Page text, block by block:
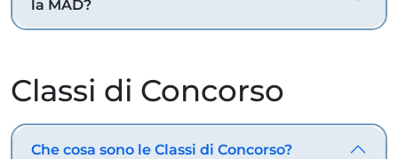
la MAD?
Classi di Concorso
Che cosa sono le Classi di Concorso?